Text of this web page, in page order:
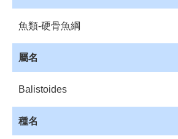
理
藏
登
魚類-硬骨魚綱
屬名
Balistoides
種名